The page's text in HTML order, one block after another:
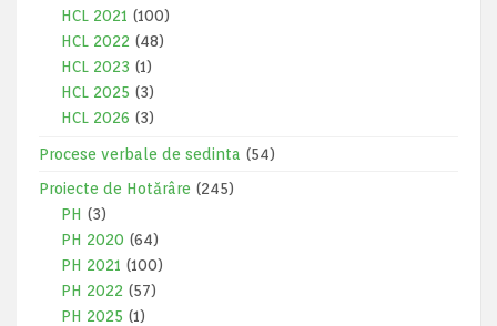
HCL 2021 (100)
HCL 2022 (48)
HCL 2023 (1)
HCL 2025 (3)
HCL 2026 (3)
Procese verbale de sedinta (54)
Proiecte de Hotărâre (245)
PH (3)
PH 2020 (64)
PH 2021 (100)
PH 2022 (57)
PH 2025 (1)